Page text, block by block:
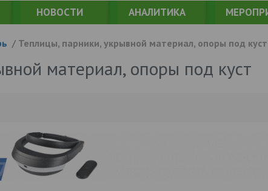
НОВОСТИ АНАЛИТИКА
/ Теплицы, парники, укрывной материал, опоры под куст
материал, опоры под куст